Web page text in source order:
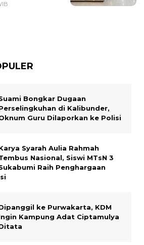
Bongkar Dugaan
di Kalibunder,
Guru Dilaporkan ke Polisi
Syarah Aulia Rahmah
Nasional, Siswi MTsN 3
Raih Penghargaan
ke Purwakarta, KDM
Kampung Adat Ciptamulya